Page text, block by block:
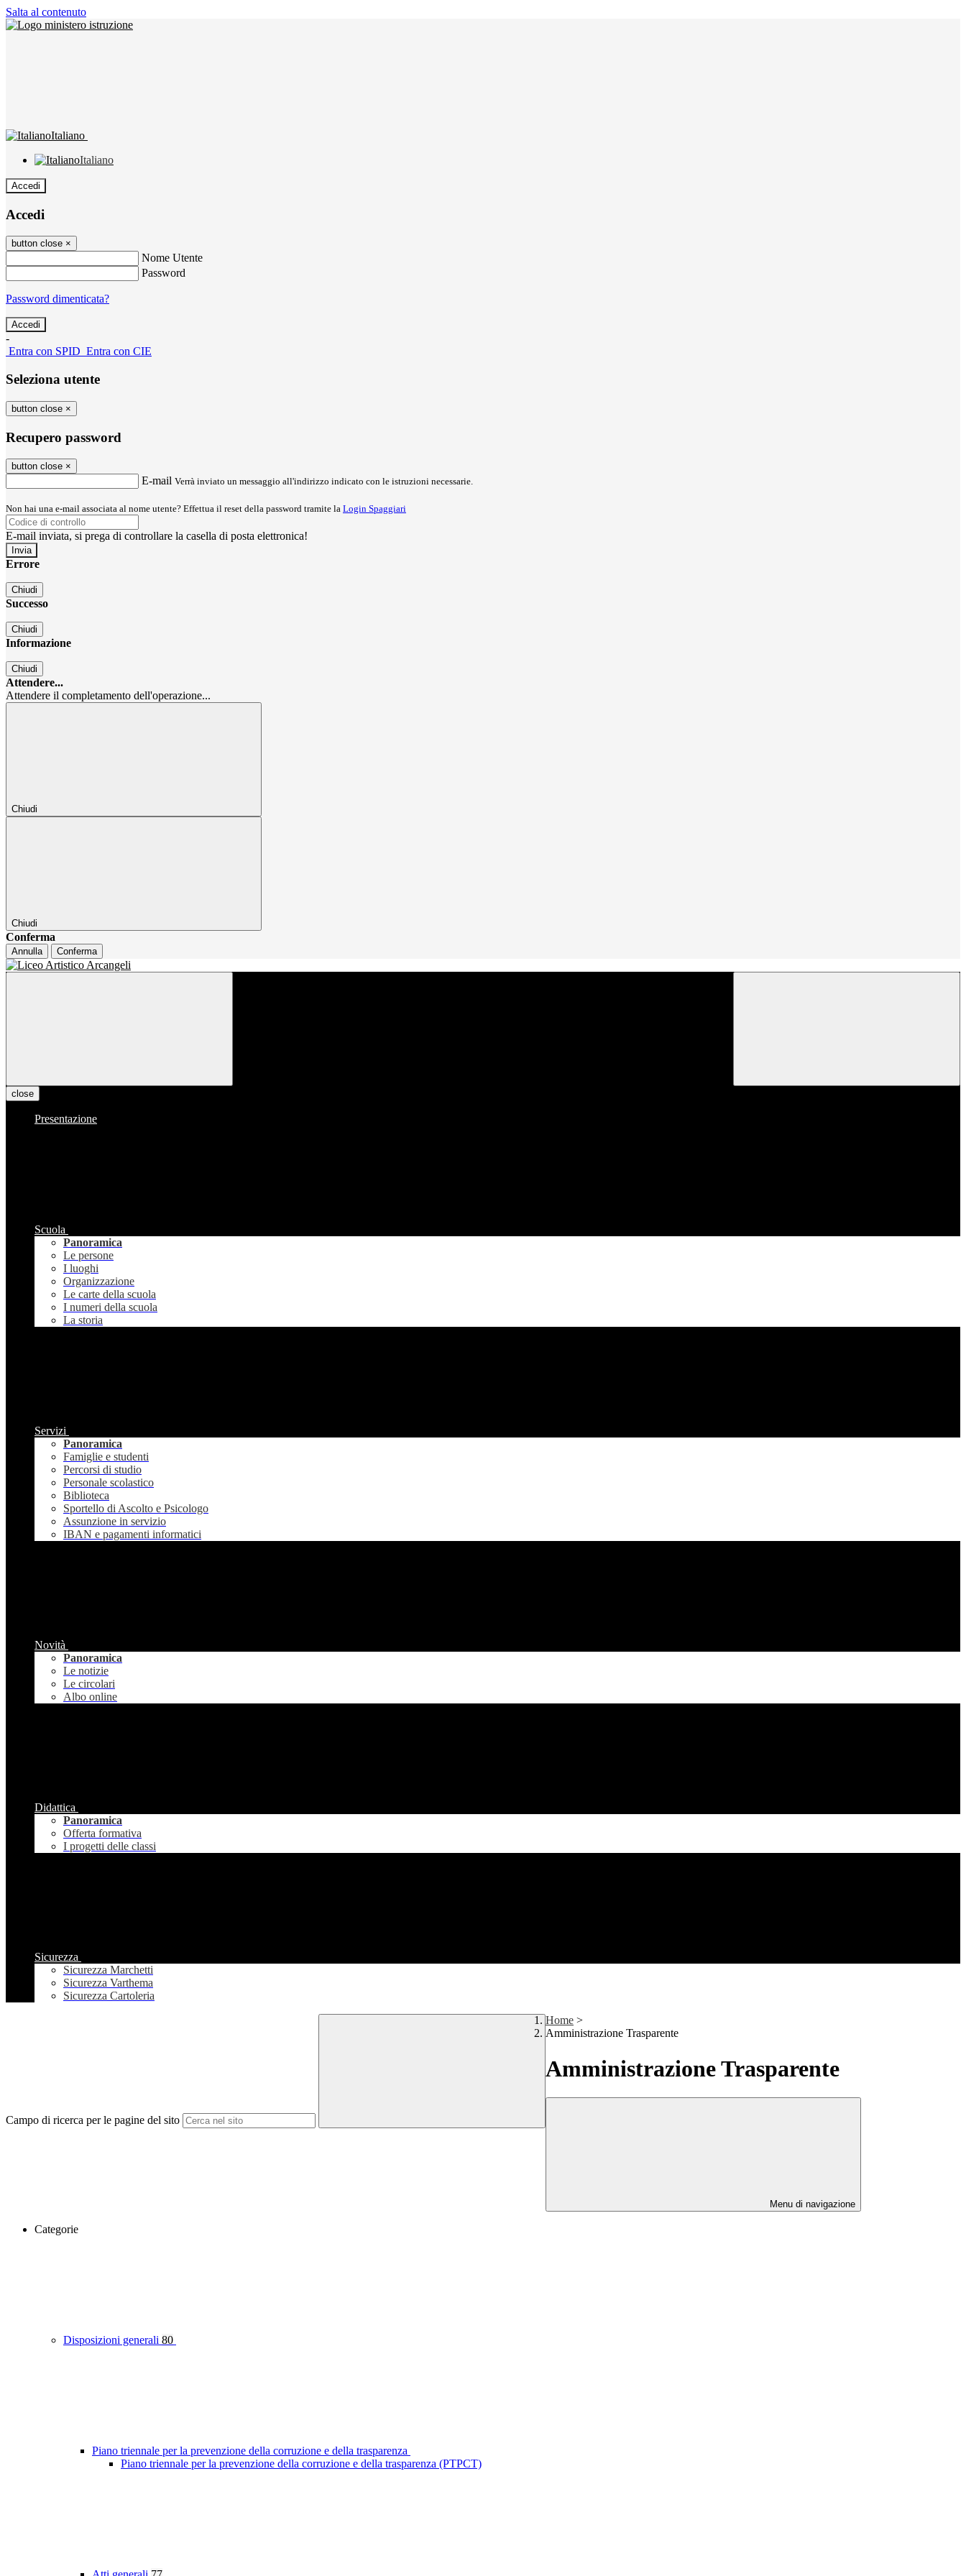
Salta al contenuto
Italiano
Italiano
Accedi
Accedi
button close ×
Nome Utente
Password
Password dimenticata?
-
Entra con SPID Entra con CIE
Seleziona utente
button close ×
Recupero password
button close ×
E-mail Verrà inviato un messaggio all'indirizzo indicato con le istruzioni necessarie.
Non hai una e-mail associata al nome utente? Effettua il reset della password tramite la Login Spaggiari
E-mail inviata, si prega di controllare la casella di posta elettronica!
Errore
Chiudi
Successo
Chiudi
Informazione
Chiudi
Attendere...
Attendere il completamento dell'operazione...
Chiudi
Chiudi
Conferma
Annulla Conferma
close
Presentazione
Scuola
Panoramica
Le persone
I luoghi
Organizzazione
Le carte della scuola
I numeri della scuola
La storia
Servizi
Panoramica
Famiglie e studenti
Percorsi di studio
Personale scolastico
Biblioteca
Sportello di Ascolto e Psicologo
Assunzione in servizio
IBAN e pagamenti informatici
Novità
Panoramica
Le notizie
Le circolari
Albo online
Didattica
Panoramica
Offerta formativa
I progetti delle classi
Sicurezza
Sicurezza Marchetti
Sicurezza Varthema
Sicurezza Cartoleria
Campo di ricerca per le pagine del sito
Home >
Amministrazione Trasparente
Amministrazione Trasparente
Menu di navigazione
Categorie
Disposizioni generali 80
Piano triennale per la prevenzione della corruzione e della trasparenza
Piano triennale per la prevenzione della corruzione e della trasparenza (PTPCT)